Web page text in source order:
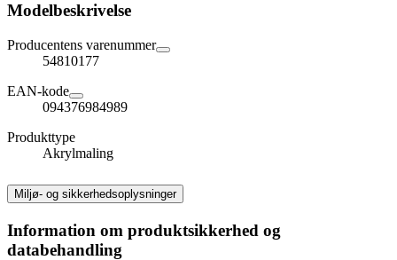
Modelbeskrivelse
Producentens varenummer
54810177
EAN-kode
094376984989
Produkttype
Akrylmaling
Miljø- og sikkerhedsoplysninger
Information om produktsikkerhed og
databehandling